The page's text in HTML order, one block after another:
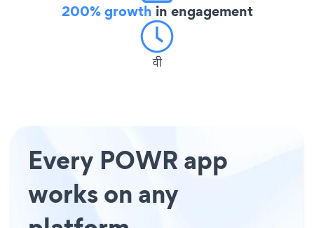
200% growth in engagement
वी
Every POWR app
works on any